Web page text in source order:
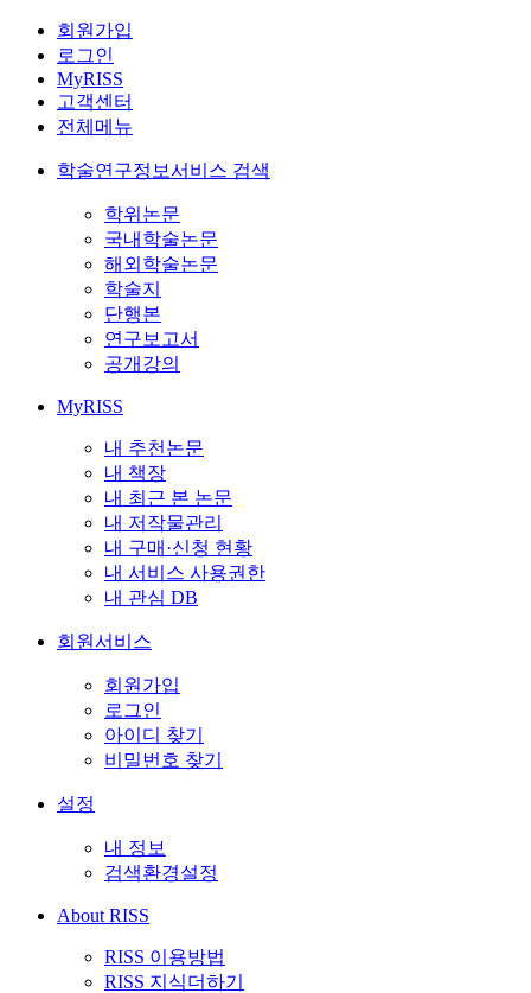
회원가입
로그인
MyRISS
고객센터
전체메뉴
학술연구정보서비스 검색
학위논문
국내학술논문
해외학술논문
학술지
단행본
연구보고서
공개강의
MyRISS
내 추천논문
내 책장
내 최근 본 논문
내 저작물관리
내 구매·신청 현황
내 서비스 사용권한
내 관심 DB
회원서비스
회원가입
로그인
아이디 찾기
비밀번호 찾기
설정
내 정보
검색환경설정
About RISS
RISS 이용방법
RISS 지식더하기